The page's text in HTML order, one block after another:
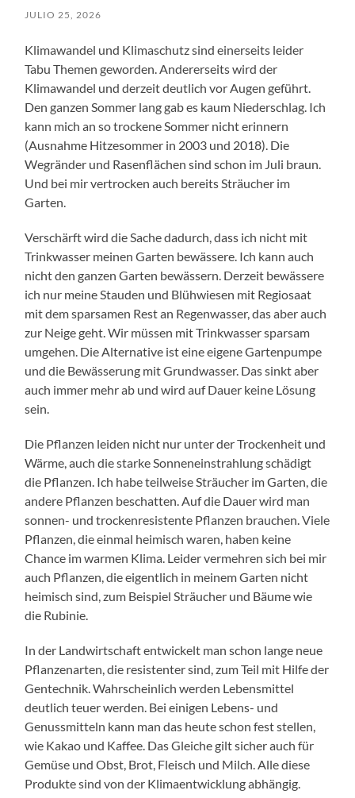
JULIO 25, 2026
Klimawandel und Klimaschutz sind einerseits leider
Tabu Themen geworden. Andererseits wird der
Klimawandel und derzeit deutlich vor Augen geführt.
Den ganzen Sommer lang gab es kaum Niederschlag. Ich
kann mich an so trockene Sommer nicht erinnern
(Ausnahme Hitzesommer in 2003 und 2018). Die
Wegränder und Rasenflächen sind schon im Juli braun.
Und bei mir vertrocken auch bereits Sträucher im
Garten.
Verschärft wird die Sache dadurch, dass ich nicht mit
Trinkwasser meinen Garten bewässere. Ich kann auch
nicht den ganzen Garten bewässern. Derzeit bewässere
ich nur meine Stauden und Blühwiesen mit Regiosaat
mit dem sparsamen Rest an Regenwasser, das aber auch
zur Neige geht. Wir müssen mit Trinkwasser sparsam
umgehen. Die Alternative ist eine eigene Gartenpumpe
und die Bewässerung mit Grundwasser. Das sinkt aber
auch immer mehr ab und wird auf Dauer keine Lösung
sein.
Die Pflanzen leiden nicht nur unter der Trockenheit und
Wärme, auch die starke Sonneneinstrahlung schädigt
die Pflanzen. Ich habe teilweise Sträucher im Garten, die
andere Pflanzen beschatten. Auf die Dauer wird man
sonnen- und trockenresistente Pflanzen brauchen. Viele
Pflanzen, die einmal heimisch waren, haben keine
Chance im warmen Klima. Leider vermehren sich bei mir
auch Pflanzen, die eigentlich in meinem Garten nicht
heimisch sind, zum Beispiel Sträucher und Bäume wie
die Rubinie.
In der Landwirtschaft entwickelt man schon lange neue
Pflanzenarten, die resistenter sind, zum Teil mit Hilfe der
Gentechnik. Wahrscheinlich werden Lebensmittel
deutlich teuer werden. Bei einigen Lebens- und
Genussmitteln kann man das heute schon fest stellen,
wie Kakao und Kaffee. Das Gleiche gilt sicher auch für
Gemüse und Obst, Brot, Fleisch und Milch. Alle diese
Produkte sind von der Klimaentwicklung abhängig.